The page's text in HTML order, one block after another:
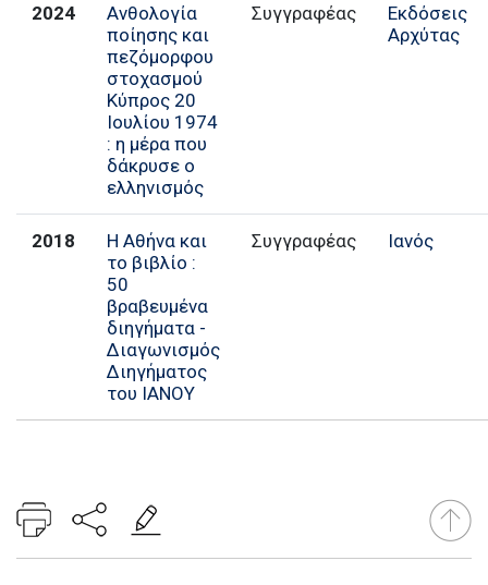
2024
Ανθολογία
ποίησης και
πεζόμορφου
στοχασμού
Κύπρος 20
Ιουλίου 1974
: η μέρα που
δάκρυσε ο
ελληνισμός
Εκδόσεις
Αρχύτας
2018
Η Αθήνα και
το βιβλίο :
50
βραβευμένα
διηγήματα -
Διαγωνισμός
Διηγήματος
του ΙΑΝΟΥ
Συγγραφέας Ιανός